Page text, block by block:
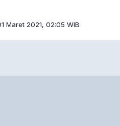
Maret 2021, 02:05 WIB